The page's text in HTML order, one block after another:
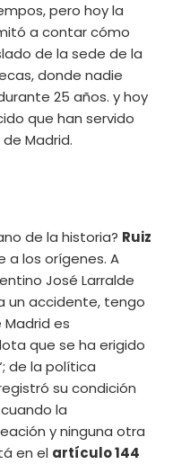
pero hoy la
a contar cómo
de la sede de la
donde nadie
25 años. y hoy
que han servido
Madrid.
de la historia? Ruiz
a los orígenes. A
José Larralde
un accidente, tengo
Madrid es
que se ha erigido
de la política
su condición
la
y ninguna otra
en el artículo 144